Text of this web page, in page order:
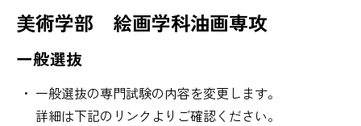
美術学部 絵画学科油画専攻
一般選抜
一般選抜の専門試験の内容を変更します。
詳細は下記のリンクよりご確認ください。